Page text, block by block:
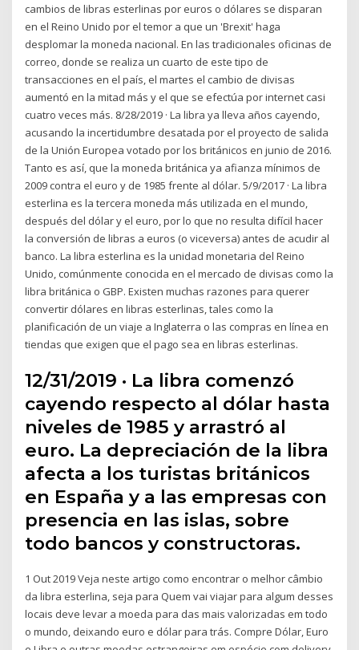
cambios de libras esterlinas por euros o dólares se disparan
en el Reino Unido por el temor a que un 'Brexit' haga
desplomar la moneda nacional. En las tradicionales oficinas de
correo, donde se realiza un cuarto de este tipo de
transacciones en el país, el martes el cambio de divisas
aumentó en la mitad más y el que se efectúa por internet casi
cuatro veces más. 8/28/2019 · La libra ya lleva años cayendo,
acusando la incertidumbre desatada por el proyecto de salida
de la Unión Europea votado por los británicos en junio de 2016.
Tanto es así, que la moneda británica ya afianza mínimos de
2009 contra el euro y de 1985 frente al dólar. 5/9/2017 · La libra
esterlina es la tercera moneda más utilizada en el mundo,
después del dólar y el euro, por lo que no resulta difícil hacer
la conversión de libras a euros (o viceversa) antes de acudir al
banco. La libra esterlina es la unidad monetaria del Reino
Unido, comúnmente conocida en el mercado de divisas como la
libra británica o GBP. Existen muchas razones para querer
convertir dólares en libras esterlinas, tales como la
planificación de un viaje a Inglaterra o las compras en línea en
tiendas que exigen que el pago sea en libras esterlinas.
12/31/2019 · La libra comenzó
cayendo respecto al dólar hasta
niveles de 1985 y arrastró al
euro. La depreciación de la libra
afecta a los turistas británicos
en España y a las empresas con
presencia en las islas, sobre
todo bancos y constructoras.
1 Out 2019 Veja neste artigo como encontrar o melhor câmbio
da libra esterlina, seja para Quem vai viajar para algum desses
locais deve levar a moeda para das mais valorizadas em todo
o mundo, deixando euro e dólar para trás. Compre Dólar, Euro